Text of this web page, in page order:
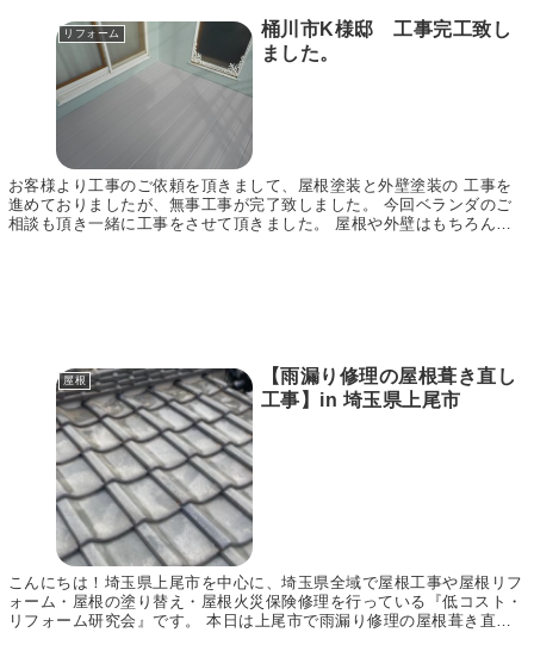
リフォーム
桶川市K様邸 工事完工致し
ました。
お客様より工事のご依頼を頂きまして、屋根塗装と外壁塗装の 工事を
進めておりましたが、無事工事が完了致しました。 今回ベランダのご
相談も頂き一緒に工事をさせて頂きました。 屋根や外壁はもちろんの
屋根
【雨漏り修理の屋根葺き直し
工事】in 埼玉県上尾市
こんにちは！埼玉県上尾市を中心に、埼玉県全域で屋根工事や屋根リフ
ォーム・屋根の塗り替え・屋根火災保険修理を行っている『低コスト・
リフォーム研究会』です。 本日は上尾市で雨漏り修理の屋根葺き直し